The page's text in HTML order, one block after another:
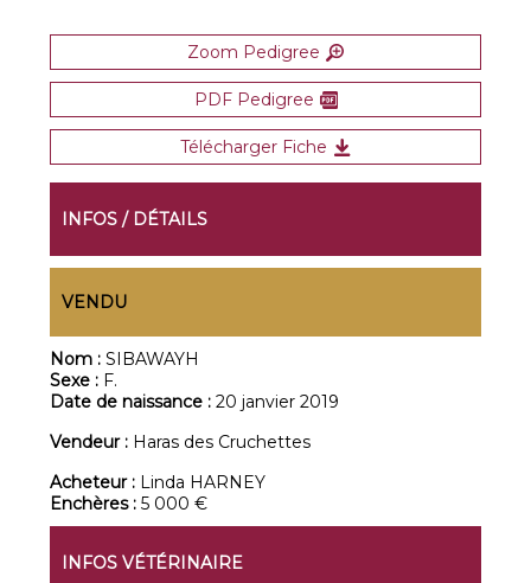
Zoom Pedigree
PDF Pedigree
Télécharger Fiche
INFOS / DÉTAILS
VENDU
Nom :SIBAWAYH
Sexe : F.
Date de naissance :20 janvier 2019
Vendeur : Haras des Cruchettes
Acheteur : Linda HARNEY
Enchères :5 000 €
INFOS VÉTÉRINAIRE